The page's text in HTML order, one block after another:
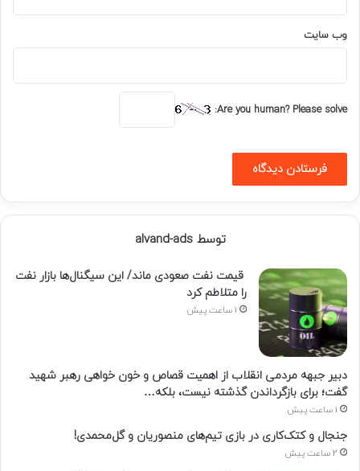
وب‌ سایت
Are you human? Please solve:
توسط alvand-ads
قیمت نفت صعودی ماند/ این سیگنال‌ها بازار نفت
را متلاطم کرد
1 ساعت پیش
دبیر جبهه مردمی انقلاب از اهمیت قصاص و خون خواهی رهبر شهید
گفت؛ برای بازگرداندن گذشته نیست، بلکه…
1 ساعت پیش
جنجال و کتک‌کاری در بازی تیم‌های منصوریان و گل‌محمدی!
2 ساعت پیش